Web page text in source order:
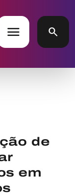
menu search
de
em